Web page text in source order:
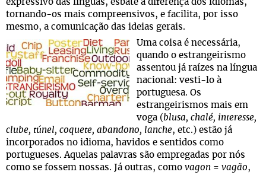
expressivo das línguas, esbate a diferença dos idiomas,
tornando-os mais compreensivos, e facilita, por isso
mesmo, a comunicação das ideias gerais.
Uma coisa é necessária,
quando o estrangeirismo
assentou já raízes na língua
nacional: vesti-lo à
portuguesa. Os
estrangeirismos mais em
voga (blusa, chalé, interesse,
clube, túnel, coquete, abandono, lanche, etc.) estão já
incorporados no idioma, havidos e sentidos como
portugueses. Aquelas palavras são empregadas por nós
como se fossem nossas. Já outras, como vagon = vagão,